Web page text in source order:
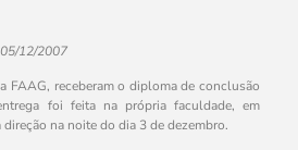
12/2007
FAAG, receberam o diploma de conclusão
foi feita na própria faculdade, em
na noite do dia 3 de dezembro.